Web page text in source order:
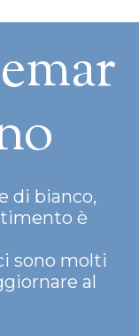
di bianco,
è
sono molti
al